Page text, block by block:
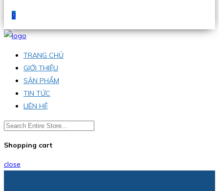
0
TRANG CHỦ
GIỚI THIỆU
SẢN PHẨM
TIN TỨC
LIÊN HỆ
Shopping cart
close